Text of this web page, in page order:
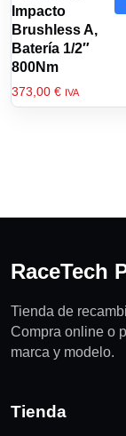
Impacto
Brushless A,
Batería 1/2″
800Nm
373,00 € IVA
RaceTech
Tienda de
Compra online o
marca y modelo.
Tienda